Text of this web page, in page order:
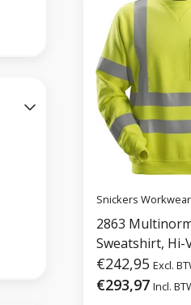
Snickers Workwear
2863
Sweatshirt, Hi-
€242,95 Excl.
€293,97 Incl.